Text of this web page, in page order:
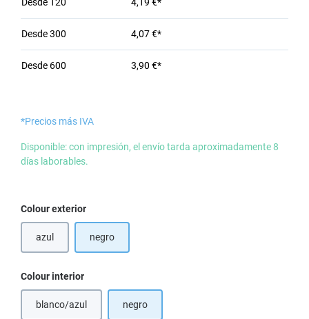
Desde300 4,07 €*
Desde 600 3,90 €*
*Precios más IVA
Disponible: con impresión, el envío tarda aproximadamente 8
días laborables.
Seleccione
Colour exterior
azul(Esta opción no está disponible en este momento.)
negro
Seleccione
Colour interior
blanco/azul(Esta opción no está disponible en este momento.)
negro